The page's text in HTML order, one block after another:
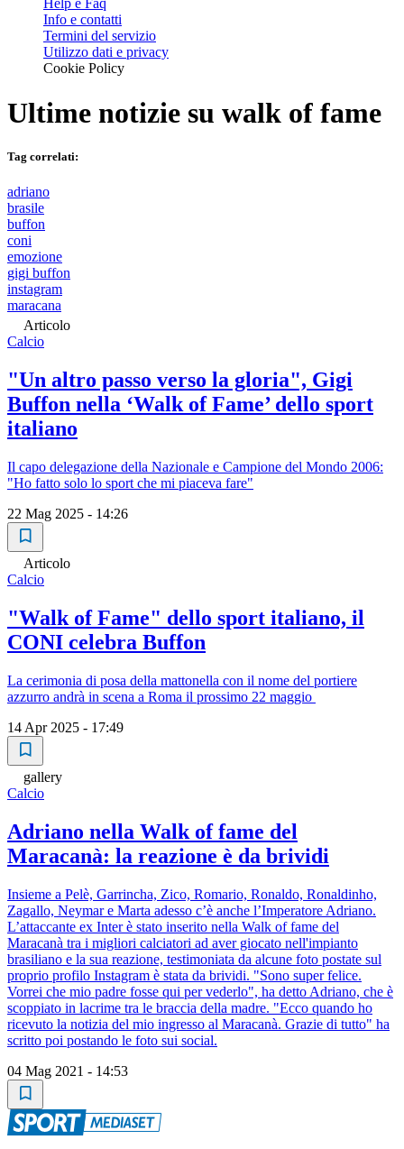
Help e Faq
Info e contatti
Termini del servizio
Utilizzo dati e privacy
Cookie Policy
Ultime notizie su walk of fame
Tag correlati:
adriano
brasile
buffon
coni
emozione
gigi buffon
instagram
maracana
Articolo
Calcio
"Un altro passo verso la gloria", Gigi
Buffon nella ‘Walk of Fame’ dello sport
italiano
Il capo delegazione della Nazionale e Campione del Mondo 2006:
"Ho fatto solo lo sport che mi piaceva fare"
22 Mag 2025 - 14:26
Articolo
Calcio
"Walk of Fame" dello sport italiano, il
CONI celebra Buffon
La cerimonia di posa della mattonella con il nome del portiere
azzurro andrà in scena a Roma il prossimo 22 maggio
14 Apr 2025 - 17:49
gallery
Calcio
Adriano nella Walk of fame del
Maracanà: la reazione è da brividi
Insieme a Pelè, Garrincha, Zico, Romario, Ronaldo, Ronaldinho,
Zagallo, Neymar e Marta adesso c’è anche l’Imperatore Adriano.
L’attaccante ex Inter è stato inserito nella Walk of fame del
Maracanà tra i migliori calciatori ad aver giocato nell'impianto
brasiliano e la sua reazione, testimoniata da alcune foto postate sul
proprio profilo Instagram è stata da brividi. "Sono super felice.
Vorrei che mio padre fosse qui per vederlo", ha detto Adriano, che è
scoppiato in lacrime tra le braccia della madre. "Ecco quando ho
ricevuto la notizia del mio ingresso al Maracanà. Grazie di tutto" ha
scritto poi postando le foto sui social.
04 Mag 2021 - 14:53